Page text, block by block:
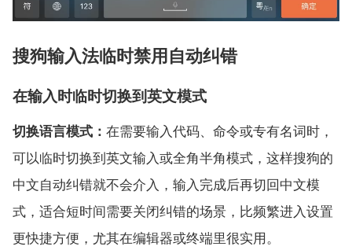
搜狗输入法临时禁用自动纠错
在输入时临时切换到英文模式
切换语言模式： 在需要输入代码、命令或专有名词时，
可以临时切换到英文输入或全角半角模式，这样搜狗的
中文自动纠错就不会介入，输入完成后再切回中文模
式，适合短时间需要关闭纠错的场景，比频繁进入设置
更快捷方便，尤其在编辑器或终端里很实用。